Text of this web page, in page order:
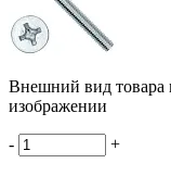
Внешний вид товара
изображении
- +